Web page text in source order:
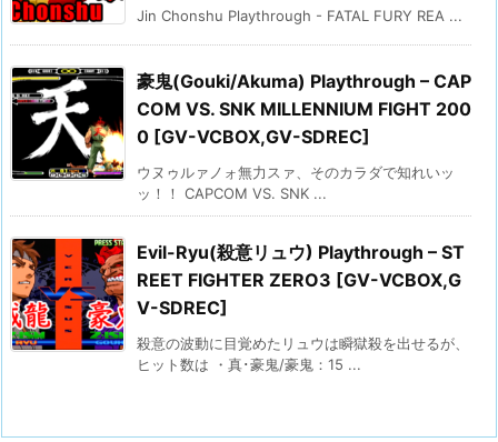
Jin Chonshu Playthrough - FATAL FURY REA ...
豪鬼(Gouki/Akuma) Playthrough – CAP
COM VS. SNK MILLENNIUM FIGHT 200
0 [GV-VCBOX,GV-SDREC]
ウヌゥルァノォ無力スァ、そのカラダで知れいッ
ッ！！ CAPCOM VS. SNK ...
Evil-Ryu(殺意リュウ) Playthrough – ST
REET FIGHTER ZERO3 [GV-VCBOX,G
V-SDREC]
殺意の波動に目覚めたリュウは瞬獄殺を出せるが、
ヒット数は ・真･豪鬼/豪鬼：15 ...